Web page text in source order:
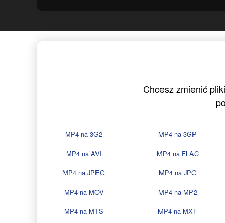
Chcesz zmienić
MP4 na 3G2 MP4 na 3GP
MP4 na AVI
MP4 na FLAC
MP4 na JPEG
MP4 na JPG
MP4 na MOV
MP4 na MP2
MP4 na MTS
MP4 na MXF